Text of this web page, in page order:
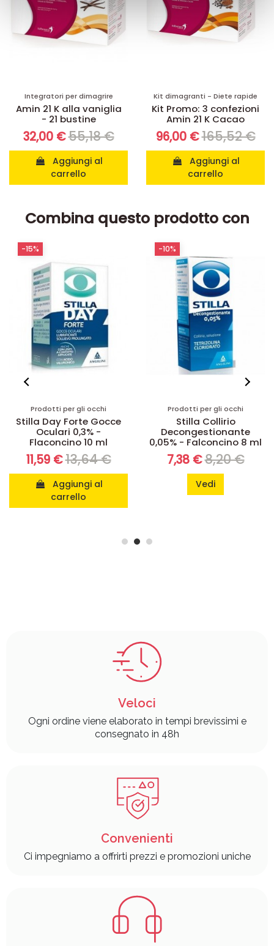
con altre informazioni che ha fornito loro o che hanno
raccolto dal suo utilizzo dei loro servizi.
Integratori per dimagrire
Amin 21 K alla vaniglia
- 21 bustine
32,00 €55,18 €
carrello
Kit dimagranti - Diete rapide
Kit Promo: 3 confezioni
Amin 21 K Cacao
96,00 €165,52 €
carrello
Combina questo prodotto con
Prodotti per gli occhi
Stilla Day Forte Gocce
Oculari 0,3% -
Flaconcino 10 ml
11,59 €13,64 €
carrello
-15%
Prodotti per gli occhi
Stilla Collirio
Decongestionante
0,05% - Falconcino 8 ml
7,38 €8,20 €
Vedi
-10%
Veloci
Ogni ordine viene elaborato in tempi brevissimi e
consegnato in 48h
Convenienti
Ci impegniamo a offrirti prezzi e promozioni uniche